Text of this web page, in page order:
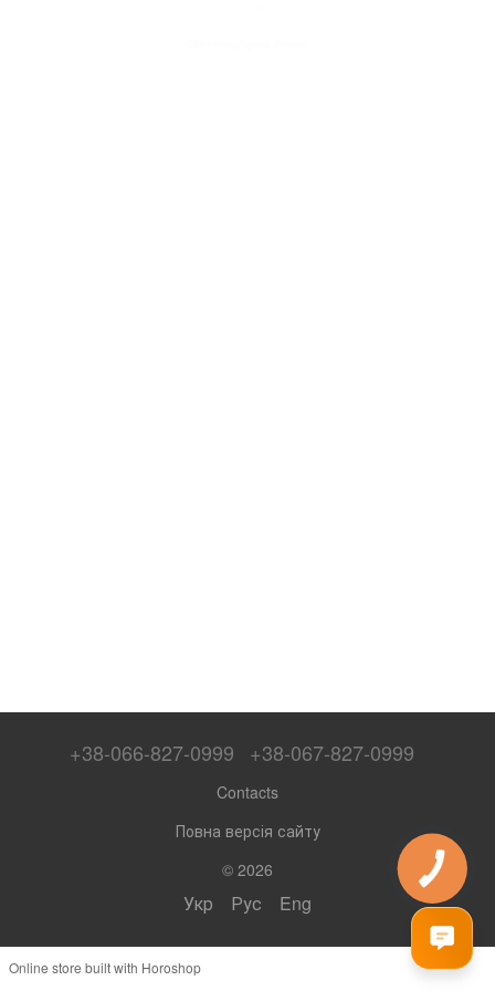
+38-066-827-0999 +38-067-827-0999
Contacts
Повна версія сайту
© 2026
Укр Рус Eng
Online store built with Horoshop